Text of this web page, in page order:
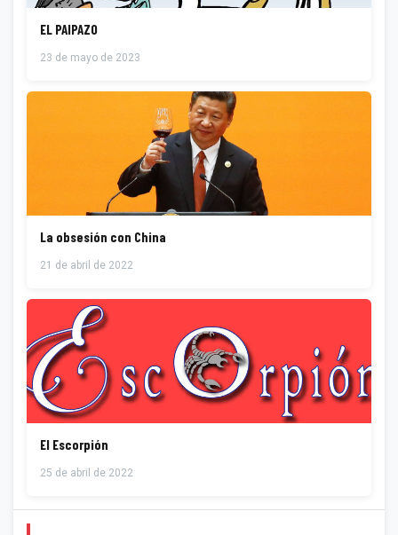
EL PAIPAZO
23 de mayo de 2023
La obsesión con China
21 de abril de 2022
El Escorpión
25 de abril de 2022